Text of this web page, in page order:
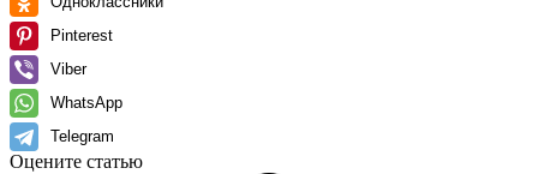
Pinterest
Viber
WhatsApp
Telegram
Оцените статью